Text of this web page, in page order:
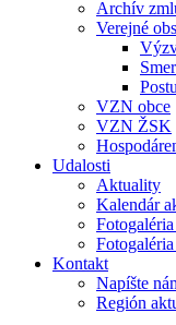
Archív
Verejné
VZN obce
VZN ŽSK
Udalosti
Aktuality
Kalendár
Kontakt
Napíšte
Región